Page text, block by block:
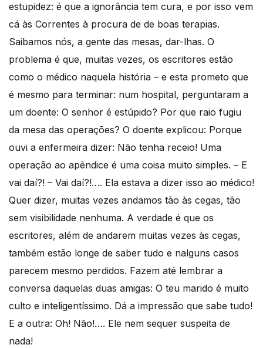
estupidez: é que a ignorância tem cura, e por isso vem
cá às Correntes à procura de de boas terapias.
Saibamos nós, a gente das mesas, dar-lhas. O
problema é que, muitas vezes, os escritores estão
como o médico naquela história – e esta prometo que
é mesmo para terminar: num hospital, perguntaram a
um doente: O senhor é estúpido? Por que raio fugiu
da mesa das operações? O doente explicou: Porque
ouvi a enfermeira dizer: Não tenha receio! Uma
operação ao apêndice é uma coisa muito simples. – E
vai daí?! – Vai daí?!…. Ela estava a dizer isso ao médico!
Quer dizer, muitas vezes andamos tão às cegas, tão
sem visibilidade nenhuma. A verdade é que os
escritores, além de andarem muitas vezes às cegas,
também estão longe de saber tudo e nalguns casos
parecem mesmo perdidos. Fazem até lembrar a
conversa daquelas duas amigas: O teu marido é muito
culto e inteligentíssimo. Dá a impressão que sabe tudo!
E a outra: Oh! Não!…. Ele nem sequer suspeita de
nada!